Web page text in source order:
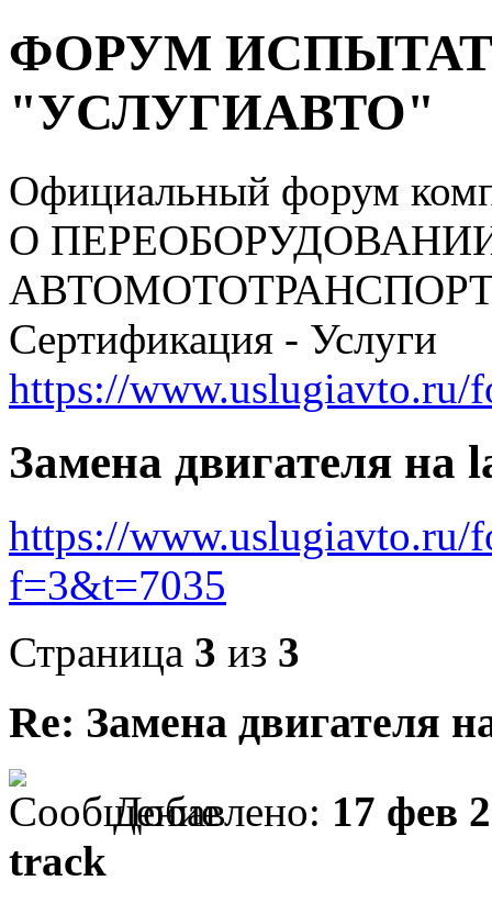
ФОРУМ
"УСЛУГИАВТО"
Официальный форум
О
Сертификация - Услуги
https://www.uslugiavto.ru/
Замена двигателя на
https://www.uslugiavto.ru/
f=3&t=7035
Страница 3 из 3
Re: Замена двигателя
Добавлено: 17 фев
track